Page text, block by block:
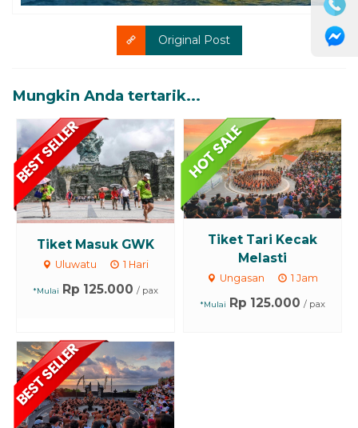
Original Post
Mungkin Anda tertarik...
Tiket Masuk GWK
Uluwatu 1 Hari
*Mulai Rp 125.000 / pax
Tiket Tari Kecak
Melasti
Ungasan 1 Jam
*Mulai Rp 125.000 / pax